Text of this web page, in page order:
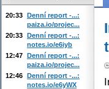
20:33 Denní report -...:
paiza.io/projec...
20:33 Denní report -...:
notes.io/e6iyb
12:47 Denní report -...:
paiza.io/projec...
12:46 Denní report -...:
notes.io/e6yWX